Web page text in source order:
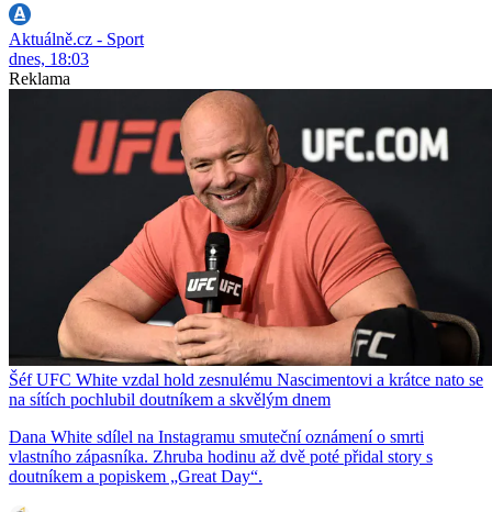
Aktuálně.cz - Sport
dnes, 18:03
Reklama
Šéf UFC White vzdal hold zesnulému Nascimentovi a krátce nato se
na sítích pochlubil doutníkem a skvělým dnem
Dana White sdílel na Instagramu smuteční oznámení o smrti
vlastního zápasníka. Zhruba hodinu až dvě poté přidal story s
doutníkem a popiskem „Great Day“.